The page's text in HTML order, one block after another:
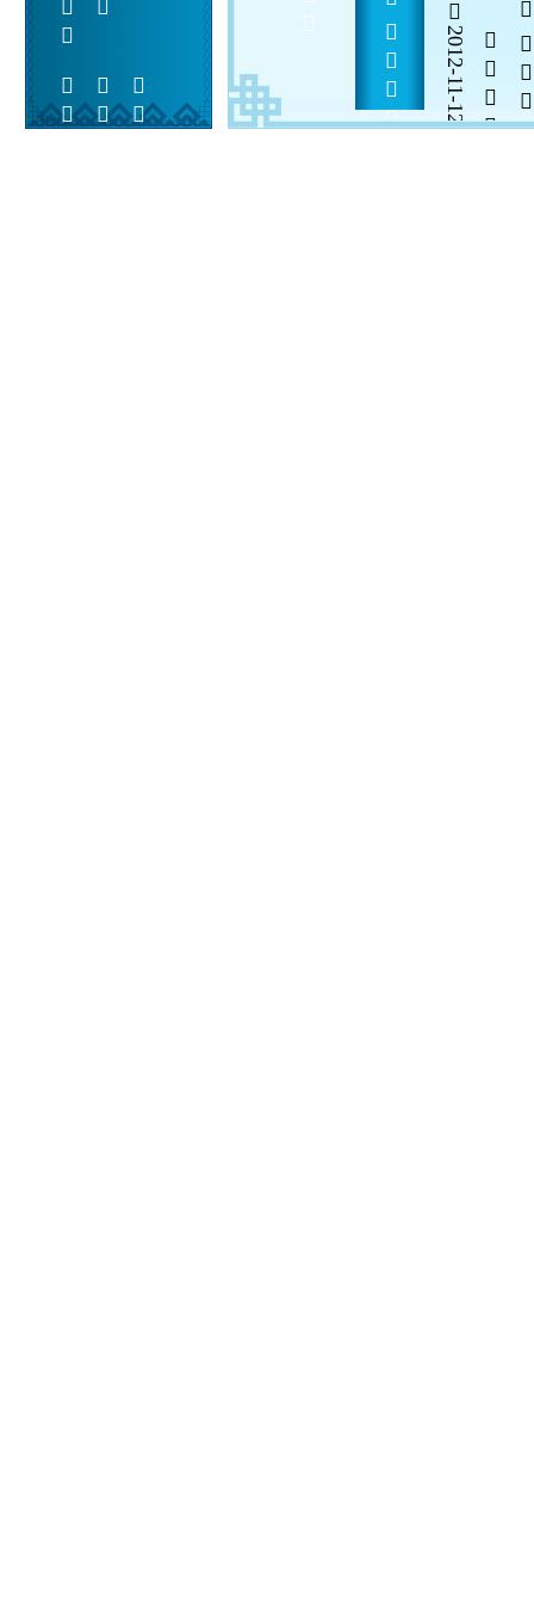
            2012-11-12